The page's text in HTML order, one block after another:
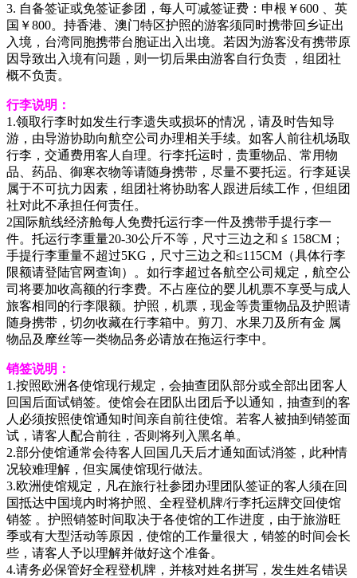
3. 自备签证或免签证参团，每人可减签证费：申根￥600 、英
国￥800。持香港、澳门特区护照的游客须同时携带回乡证出
入境，台湾同胞携带台胞证出入出境。若因为游客没有携带原
因导致出入境有问题，则一切后果由游客自行负责 ，组团社
概不负责。
行李说明：
1.领取行李时如发生行李遗失或损坏的情况，请及时告知导
游，由导游协助向航空公司办理相关手续。如客人前往机场取
行李，交通费用客人自理。行李托运时，贵重物品、常用物
品、药品、御寒衣物等请随身携带，尽量不要托运。行李延误
属于不可抗力因素，组团社将协助客人跟进后续工作，但组团
社对此不承担任何责任。
2国际航线经济舱每人免费托运行李一件及携带手提行李一
件。托运行李重量20-30公斤不等，尺寸三边之和 ≦ 158CM；
手提行李重量不超过5KG，尺寸三边之和≤115CM（具体行李
限额请登陆官网查询）。如行李超过各航空公司规定，航空公
司将要加收高额的行李费。不占座位的婴儿机票不享受与成人
旅客相同的行李限额。护照，机票，现金等贵重物品及护照请
随身携带，切勿收藏在行李箱中。剪刀、水果刀及所有金 属
物品及摩丝等一类物品务必请放在拖运行李中。
销签说明：
1.按照欧洲各使馆现行规定，会抽查团队部分或全部出团客人
回国后面试销签。使馆会在团队出团后予以通知，抽查到的客
人必须按照使馆通知时间亲自前往使馆。若客人被抽到销签面
试，请客人配合前往，否则将列入黑名单。
2.部分使馆通常会待客人回国几天后才通知面试消签，此种情
况较难理解，但实属使馆现行做法。
3.欧洲使馆规定，凡在旅行社参团办理团队签证的客人须在回
国抵达中国境内时将护照、全程登机牌/行李托运牌交回使馆
销签 。护照销签时间取决于各使馆的工作进度，由于旅游旺
季或有大型活动等原因，使馆的工作量很大，销签的时间会长
些，请客人予以理解并做好这个准备。
4.请务必保管好全程登机牌，并核对姓名拼写，发生姓名错误